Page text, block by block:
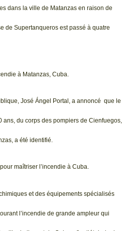
dans la ville de Matanzas en raison de
de Supertanqueros est passé à quatre
à Matanzas, Cuba.
José Ángel Portal, a annoncé que le
ans, du corps des pompiers de Cienfuegos,
a été identifié.
maîtriser l’incendie à Cuba.
et des équipements spécialisés
l’incendie de grande ampleur qui